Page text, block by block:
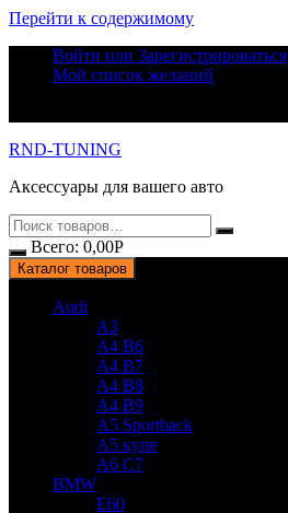
Перейти к содержимому
Войти или Зарегистрироваться
Мой список желаний
RND-TUNING
Аксессуары для вашего авто
Всего: 0,00Р
Каталог товаров
Audi
A3
A4 B6
A4 B7
A4 B8
A4 B9
A5 Sportback
A5 купе
A6 C7
BMW
E60